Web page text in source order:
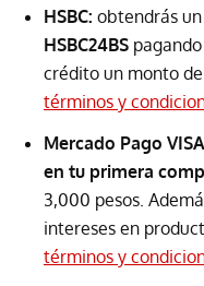
HSBC: obtendrás un
HSBC24BS
crédito un monto
términos y
Mercado Pago
en tu primera
3,000 pesos.
intereses en
términos y